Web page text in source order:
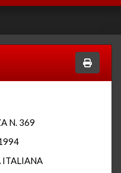
N. 369
ITALIANA